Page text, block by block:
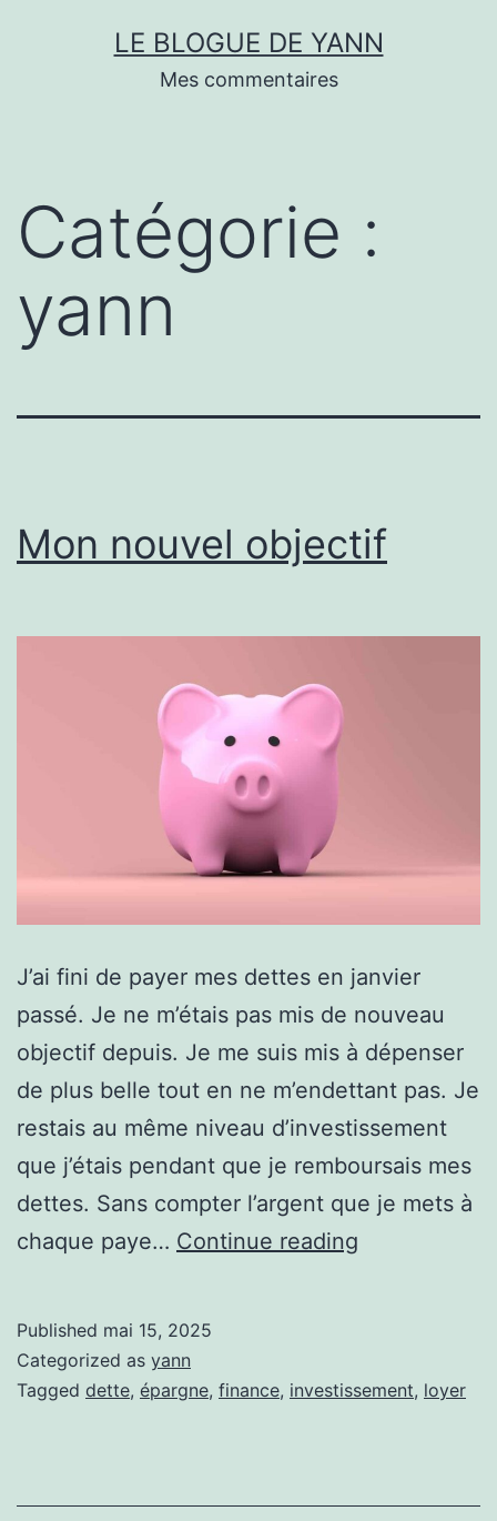
LE BLOGUE DE YANN
Mes commentaires
Catégorie :
yann
Mon nouvel objectif
J’ai fini de payer mes dettes en janvier
passé. Je ne m’étais pas mis de nouveau
objectif depuis. Je me suis mis à dépenser
de plus belle tout en ne m’endettant pas. Je
restais au même niveau d’investissement
que j’étais pendant que je remboursais mes
dettes. Sans compter l’argent que je mets à
chaque paye… Continue reading
Published mai 15, 2025
Categorized as yann
Tagged dette, épargne, finance, investissement, loyer